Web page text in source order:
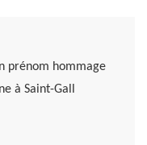
prénom hommage
à Saint-Gall